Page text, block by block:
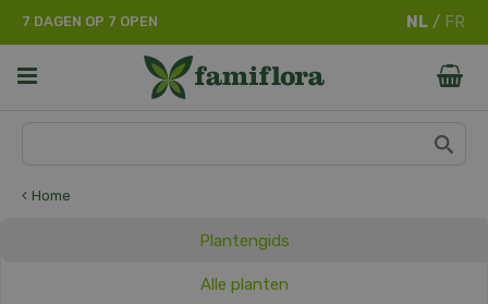
Home
7 DAGEN OP 7 OPEN
Plantengids
Alle planten